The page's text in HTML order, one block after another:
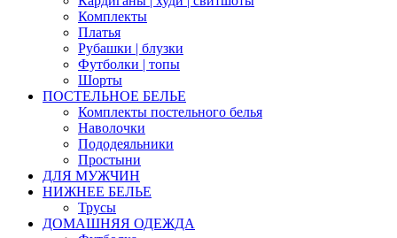
Комплекты
Платья
Рубашки | блузки
Футболки | топы
Шорты
ПОСТЕЛЬНОЕ БЕЛЬЕ
Комплекты постельного белья
Наволочки
Пододеяльники
Простыни
ДЛЯ МУЖЧИН
НИЖНЕЕ БЕЛЬЕ
Трусы
ДОМАШНЯЯ ОДЕЖДА